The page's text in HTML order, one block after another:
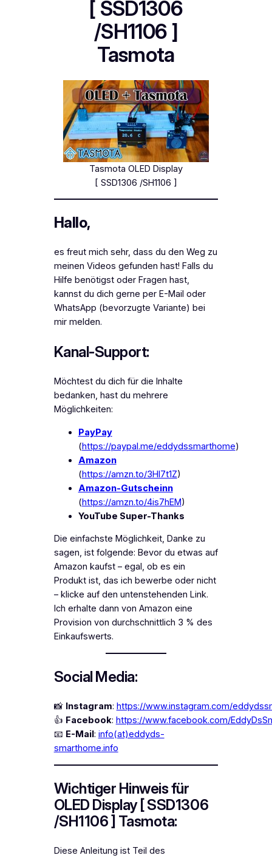
[ SSD1306
/SH1106 ]
Tasmota
Tasmota OLED Display
[ SSD1306 /SH1106 ]
Hallo,
es freut mich sehr, dass du den Weg zu
meinen Videos gefunden hast! Falls du
Hilfe benötigst oder Fragen hast,
kannst du dich gerne per E-Mail oder
WhatsApp (bevorzugte Variante) bei
mir melden.
Kanal-Support:
Möchtest du dich für die Inhalte
bedanken, hast du mehrere
Möglichkeiten:
PayPay
(https://paypal.me/eddydssmarthome)
Amazon
(https://amzn.to/3HI7t1Z)
Amazon-Gutscheinn
(https://amzn.to/4is7hEM)
YouTube Super-Thanks
Die einfachste Möglichkeit, Danke zu
sagen, ist folgende: Bevor du etwas auf
Amazon kaufst – egal, ob es ein
Produkt ist, das ich bewerbe oder nicht
– klicke auf den untenstehenden Link.
Ich erhalte dann von Amazon eine
Provision von durchschnittlich 3 % des
Einkaufswerts.
Social Media:
📸 Instagram: https://www.instagram.com/
👍 Facebook: https://www.facebook.com/
📧 E-Mail: info(at)eddyds-
smarthome.info
Wichtiger Hinweis für
OLED Display [ SSD1306
/SH1106 ] Tasmota:
Diese Anleitung ist Teil des